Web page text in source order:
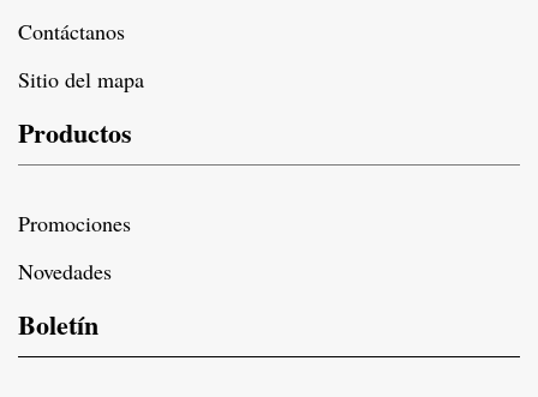
Contáctanos
Sitio del mapa
Productos
Promociones
Novedades
Boletín